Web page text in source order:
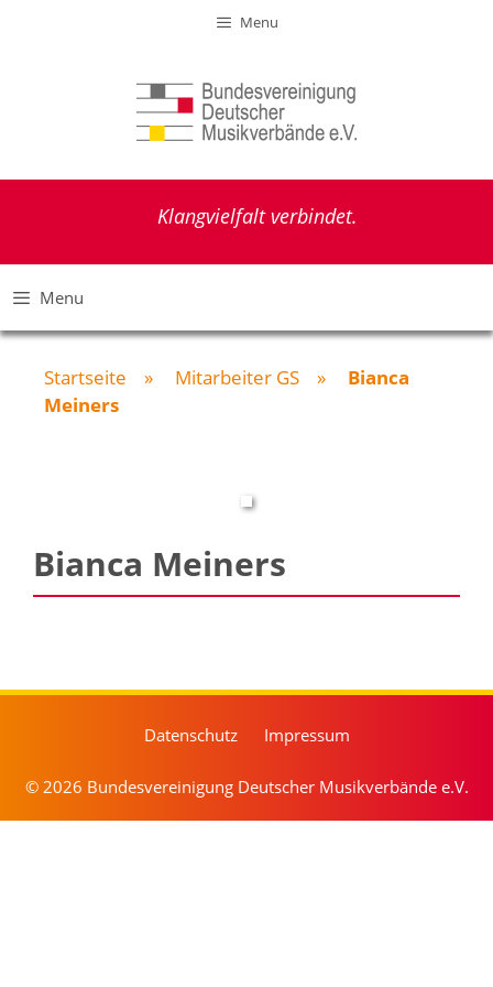
Menu
Klangvielfalt verbindet.
Menu
Startseite » Mitarbeiter GS » Bianca
Meiners
Bianca Meiners
Datenschutz Impressum
© 2026 Bundesvereinigung Deutscher Musikverbände e.V.